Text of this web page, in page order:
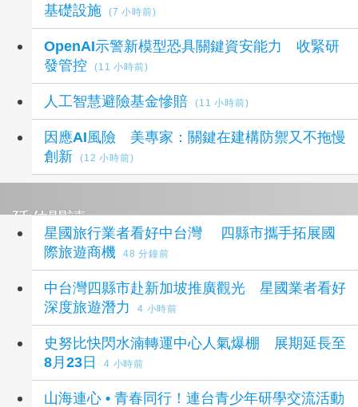
基礎設施
(7 小時前)
OpenAI示警新模型恐具關鍵資安能力 收緊研
發管控
(11 小時前)
人工智慧避險基金慘賠 (11 小時前)
因應AI風險 美專家：關鍵在建構防禦又不拖慢
創新
(12 小時前)
延伸閱讀
星國旅行業者看好中台灣 四縣市攜手拓展國
際旅遊商機
48 分鐘前
中台灣四縣市赴新加坡推廣觀光 星國業者看好
深度旅遊潛力
4 小時前
史努比快閃水湳轉運中心人氣爆棚 展期延長至
8月23日
4 小時前
山海連心 • 青春同行！連台青少年研學交流活動